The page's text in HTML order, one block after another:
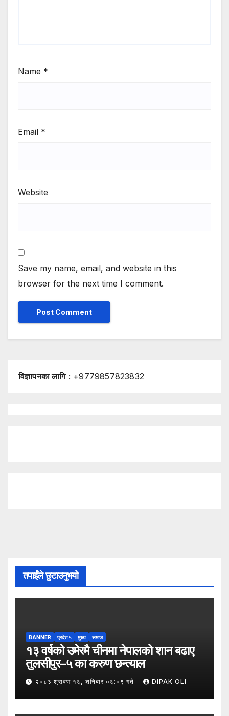
Name *
Email *
Website
Save my name, email, and website in this
browser for the next time I comment.
विज्ञापनका लागि: +9779857823832
तपाईंले छुटाउनुभयो
BANNER प्रदेश ५ मुख्य समाज
१३ वर्षको उमेरमै चीनमा नेपालको शान बढाए
तुलसीपुर–५ का करुण छन्त्याल
२०८३ श्रावण १६, शनिबार ०६:०९ गते DIPAK OLI